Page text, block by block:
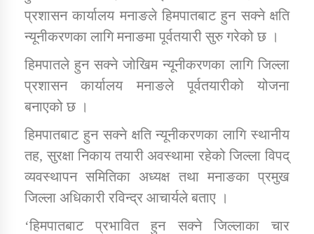
सामाजिक बिकास कार्यालय जुम्लाकाे सुचना
कार्यक्रम कार्यान्वयन एकाई जुम्लाको सुचना
प्रशासन कार्यालय मनाङले हिमपातबाट हुन सक्ने क्षति
न्यूनीकरणका लागि मनाङमा पूर्वतयारी सुरु गरेको छ ।
हिमपातले हुन सक्ने जोखिम न्यूनीकरणका लागि जिल्ला
प्रशासन कार्यालय मनाङले पूर्वतयारीको योजना
बनाएको छ ।
हिमपातबाट हुन सक्ने क्षति न्यूनीकरणका लागि स्थानीय
तह, सुरक्षा निकाय तयारी अवस्थामा रहेको जिल्ला विपद्
व्यवस्थापन समितिका अध्यक्ष तथा मनाङका प्रमुख
जिल्ला अधिकारी रविन्द्र आचार्यले बताए ।
‘हिमपातबाट प्रभावित हुन सक्ने जिल्लाका चार